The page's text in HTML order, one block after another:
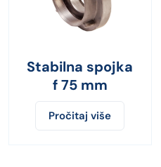
Stabilna spojka
f 75 mm
Pročitaj više